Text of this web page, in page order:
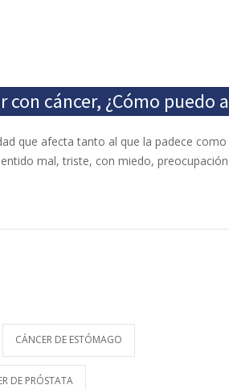
cáncer, ¿Cómo puedo
que afecta tanto al que la padece
mal, triste, con miedo,
CÁNCER DE ESTÓMAGO
DE PRÓSTATA